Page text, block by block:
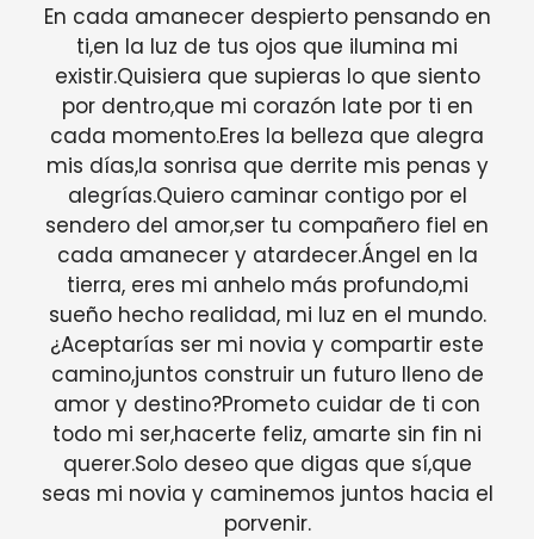
En cada amanecer despierto pensando en
ti,en la luz de tus ojos que ilumina mi
existir.Quisiera que supieras lo que siento
por dentro,que mi corazón late por ti en
cada momento.Eres la belleza que alegra
mis días,la sonrisa que derrite mis penas y
alegrías.Quiero caminar contigo por el
sendero del amor,ser tu compañero fiel en
cada amanecer y atardecer.Ángel en la
tierra, eres mi anhelo más profundo,mi
sueño hecho realidad, mi luz en el mundo.
¿Aceptarías ser mi novia y compartir este
camino,juntos construir un futuro lleno de
amor y destino?Prometo cuidar de ti con
todo mi ser,hacerte feliz, amarte sin fin ni
querer.Solo deseo que digas que sí,que
seas mi novia y caminemos juntos hacia el
porvenir.